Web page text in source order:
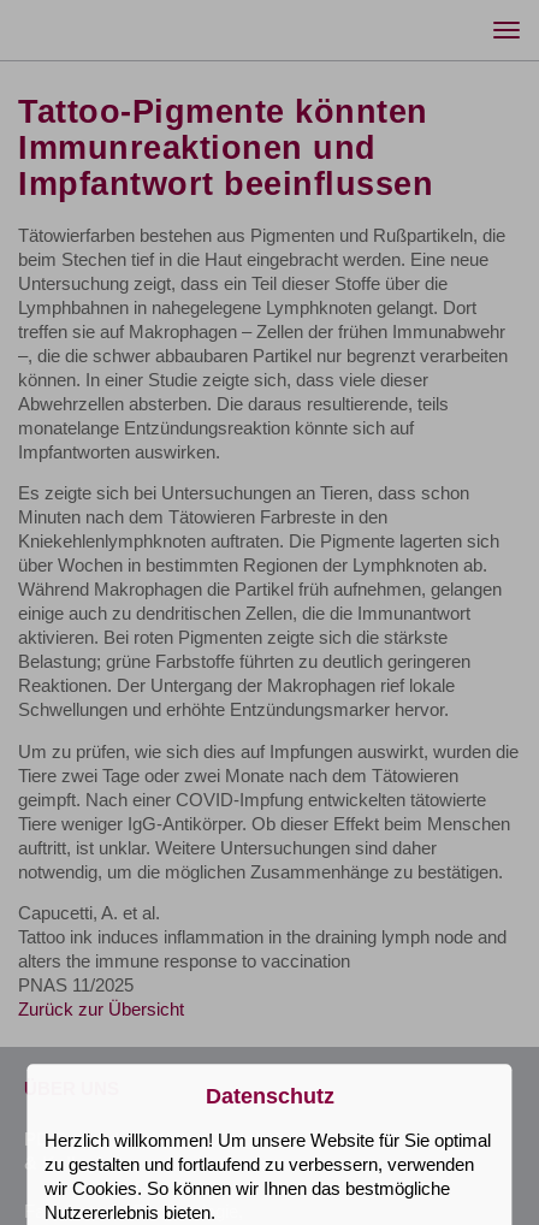
Tattoo-Pigmente könnten
Immunreaktionen und
Impfantwort beeinflussen
Tätowierfarben bestehen aus Pigmenten und Rußpartikeln, die
beim Stechen tief in die Haut eingebracht werden. Eine neue
Untersuchung zeigt, dass ein Teil dieser Stoffe über die
Lymphbahnen in nahegelegene Lymphknoten gelangt. Dort
treffen sie auf Makrophagen – Zellen der frühen Immunabwehr
–, die die schwer abbaubaren Partikel nur begrenzt verarbeiten
können. In einer Studie zeigte sich, dass viele dieser
Abwehrzellen absterben. Die daraus resultierende, teils
monatelange Entzündungsreaktion könnte sich auf
Impfantworten auswirken.
Es zeigte sich bei Untersuchungen an Tieren, dass schon
Minuten nach dem Tätowieren Farbreste in den
Kniekehlenlymphknoten auftraten. Die Pigmente lagerten sich
über Wochen in bestimmten Regionen der Lymphknoten ab.
Während Makrophagen die Partikel früh aufnehmen, gelangen
einige auch zu dendritischen Zellen, die die Immunantwort
aktivieren. Bei roten Pigmenten zeigte sich die stärkste
Belastung; grüne Farbstoffe führten zu deutlich geringeren
Reaktionen. Der Untergang der Makrophagen rief lokale
Schwellungen und erhöhte Entzündungsmarker hervor.
Um zu prüfen, wie sich dies auf Impfungen auswirkt, wurden die
Tiere zwei Tage oder zwei Monate nach dem Tätowieren
geimpft. Nach einer COVID-Impfung entwickelten tätowierte
Tiere weniger IgG-Antikörper. Ob dieser Effekt beim Menschen
auftritt, ist unklar. Weitere Untersuchungen sind daher
notwendig, um die möglichen Zusammenhänge zu bestätigen.
Capucetti, A. et al.
Tattoo ink induces inflammation in the draining lymph node and
alters the immune response to vaccination
PNAS 11/2025
Zurück zur Übersicht
ÜBER UNS
PD Dr. med. D. Höller Obrigkeit
& Kollegen
Fachärzte für Dermatologie,
Datenschutz
Herzlich willkommen! Um unsere Website für Sie optimal
zu gestalten und fortlaufend zu verbessern, verwenden
wir Cookies. So können wir Ihnen das bestmögliche
Nutzererlebnis bieten.